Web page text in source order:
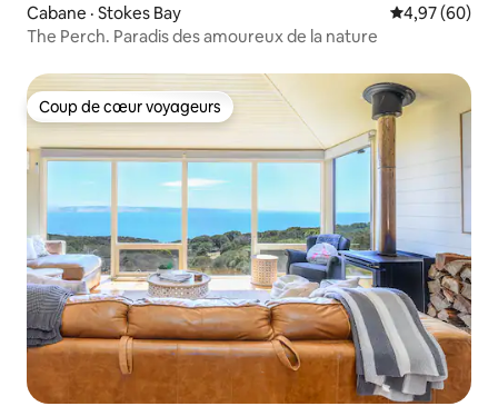
Cabane · Stokes Bay Note
4,97 (60)
The Perch. Paradis des amoureux de la nature
Coup de cœur voyageurs
Coup de cœur voyageurs